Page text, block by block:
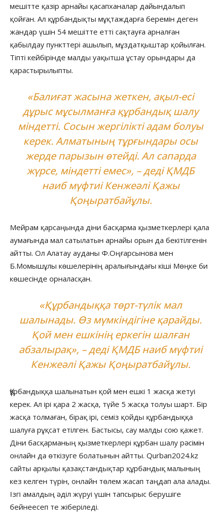
мешітте қазір арнайы қасапханалар дайындалып
қойған. Ал құрбандықты мұқтаждарға беремін деген
жандар үшін 54 мешітте етті сақтауға арналған
қабылдау пункттері ашылып, мұздатқыштар қойылған.
Тіпті кейбірінде малды уақытша ұстау орындары да
қарастырылыпты.
«Балиғат жасына жеткен, ақыл-есі
дұрыс мұсылманға құрбандық шалу
міндетті. Сосын жергілікті адам болуы
керек. Алматының тұрғындары осы
жерде парызын өтейді. Ал сапарда
жүрсе, міндетті емес», – деді ҚМДБ
наиб мүфтиі Кенжеәлі Қажы
Қоңыратбайұлы.
Мейрам қарсаңында діни басқарма қызметкерлері қала
аумағында мал сатылатын арнайы орын да бекітілгенін
айтты. Ол Алатау ауданы Ф.Оңғарсынова мен
Б.Момышұлы көшелерінің аралығындағы кіші Мөңке би
көшесінде орналасқан.
«Құрбандыққа төрт-түлік мал
шалынады. Өз мүмкіндігіне қарайды.
Қой мен ешкінің еркегін шалған
абзалырақ», – деді ҚМДБ наиб мүфтиі
Кенжеәлі Қажы Қоңыратбайұлы.
Құрбандыққа шалынатын қой мен ешкі 1 жасқа жетуі
керек. Ал ірі қара 2 жасқа, түйе 5 жасқа толуы шарт. Бір
жасқа толмаған, бірақ ірі, семіз қойды құрбандыққа
шалуға рұқсат етілген. Бастысы, сау малды сою қажет.
Діни басқарманың қызметкерлері құрбан шалу рәсімін
онлайн да өткізуге болатынын айтты. Qurban2024.kz
сайты арқылы қазақстандықтар құрбандық малының
кез келген түрін, онлайн төлем жасап таңдап ала алады.
Ізгі амалдың әділ жүруі үшін тапсырыс берушіге
бейнеесеп те жіберіледі.